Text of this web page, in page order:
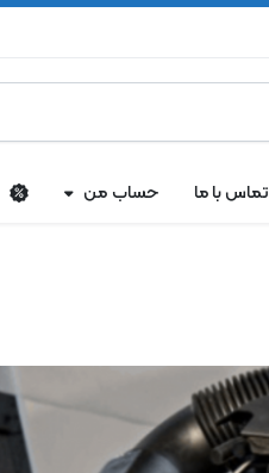
تماس با ما حساب من